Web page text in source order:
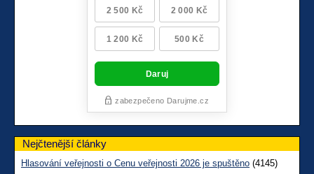
Nejčtenější články
Hlasování veřejnosti o Cenu veřejnosti 2026 je spuštěno (4145)